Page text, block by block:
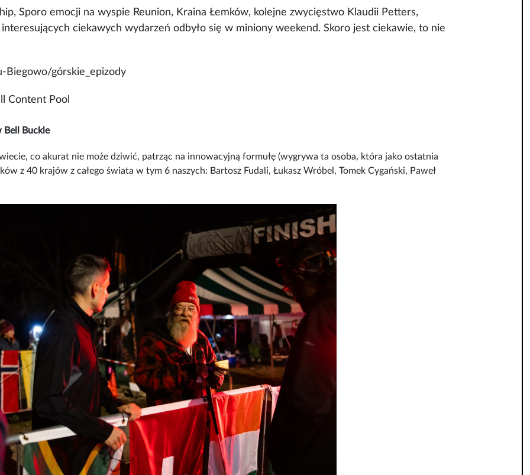
Sporo emocji na wyspie Reunion, Kraina Łemków, kolejne zwycięstwo Klaudii Petters,
ciekawych wydarzeń odbyło się w miniony weekend. Skoro jest ciekawie, to nie
Biegowo/górskie_epizody
Content Pool
Bell Buckle
co akurat nie może dziwić, patrząc na innowacyjną formułę (wygrywa ta osoba, która jako ostatnia
z 40 krajów z całego świata w tym 6 naszych: Bartosz Fudali, Łukasz Wróbel, Tomek Cygański, Paweł